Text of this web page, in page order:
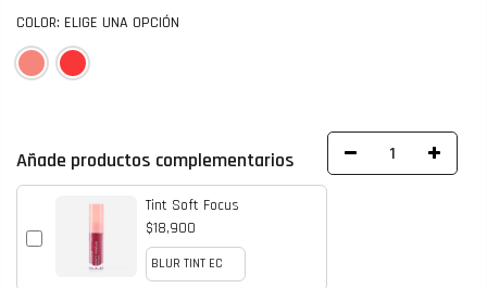
COLOR: ELIGE UNA OPCIÓN
Añade productos complementarios
Tint Soft Focus
$18,900